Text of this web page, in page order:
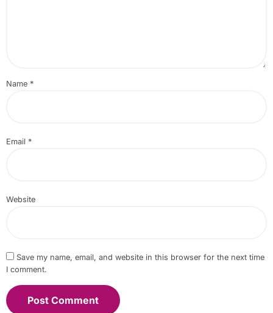
Name *
Email *
Website
Save my name, email, and website in this browser for the next time
I comment.